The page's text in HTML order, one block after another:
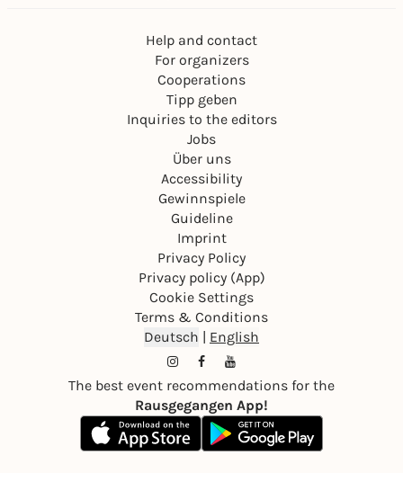
Help and contact
For organizers
Cooperations
Tipp geben
Inquiries to the editors
Jobs
Über uns
Accessibility
Gewinnspiele
Guideline
Imprint
Privacy Policy
Privacy policy (App)
Cookie Settings
Terms & Conditions
Deutsch | English
The best event recommendations for the
Rausgegangen App!